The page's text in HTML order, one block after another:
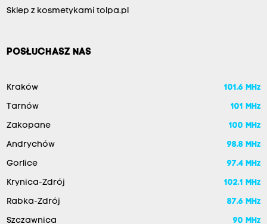
Sklep z kosmetykami tolpa.pl
POSŁUCHASZ NAS
Kraków 101.6 MHz
Tarnów 101 MHz
Zakopane 100 MHz
Andrychów 98.8 MHz
Gorlice 97.4 MHz
Krynica-Zdrój 102.1 MHz
Rabka-Zdrój 87.6 MHz
Szczawnica 90 MHz